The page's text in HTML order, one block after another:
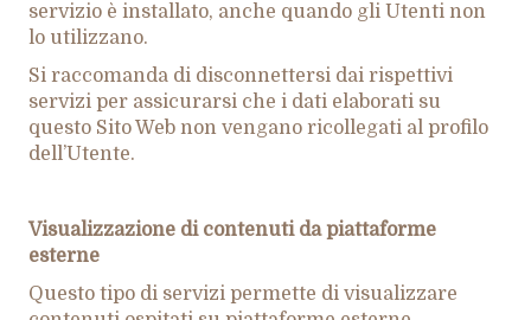
servizio è installato, anche quando gli Utenti non
lo utilizzano.
Si raccomanda di disconnettersi dai rispettivi
servizi per assicurarsi che i dati elaborati su
questo Sito Web non vengano ricollegati al profilo
dell’Utente.
Visualizzazione di contenuti da piattaforme
esterne
Questo tipo di servizi permette di visualizzare